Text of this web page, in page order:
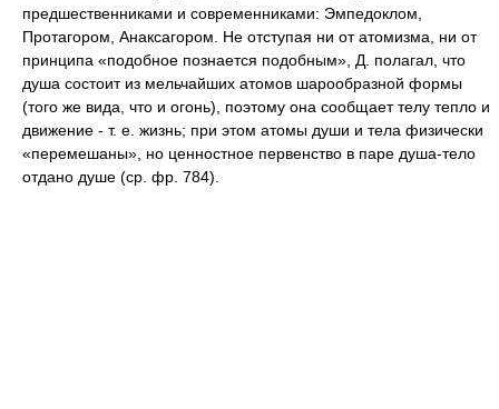
предшественниками и современниками: Эмпедоклом,
Протагором, Анаксагором. Не отступая ни от атомизма, ни от
принципа «подобное познается подобным», Д. полагал, что
душа состоит из мельчайших атомов шарообразной формы
(того же вида, что и огонь), поэтому она сообщает телу тепло и
движение - т. е. жизнь; при этом атомы души и тела физически
«перемешаны», но ценностное первенство в паре душа-тело
отдано душе (ср. фр. 784).